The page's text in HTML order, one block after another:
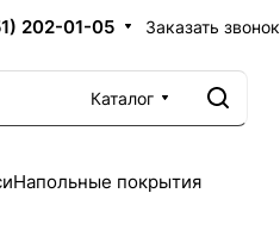
202-01-05 Заказать звонок
Каталог
Напольные покрытия